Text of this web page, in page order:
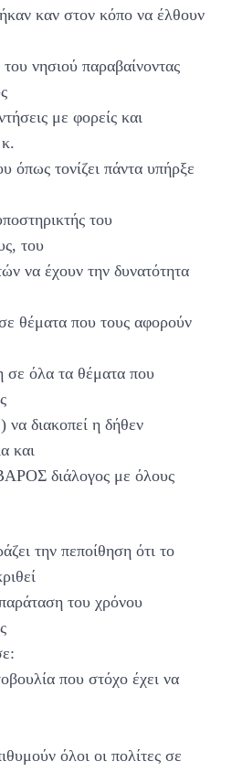
καν στον κόπο να έλθουν
νησιού παραβαίνοντας
με φορείς και
όπως τονίζει πάντα υπήρξε
του
του
να έχουν την δυνατότητα
θέματα που τους αφορούν
σε όλα τα θέματα που
να διακοπεί η δήθεν
και
διάλογος με όλους
την πεποίθηση ότι το
του χρόνου
που στόχο έχει να
όλοι οι πολίτες σε